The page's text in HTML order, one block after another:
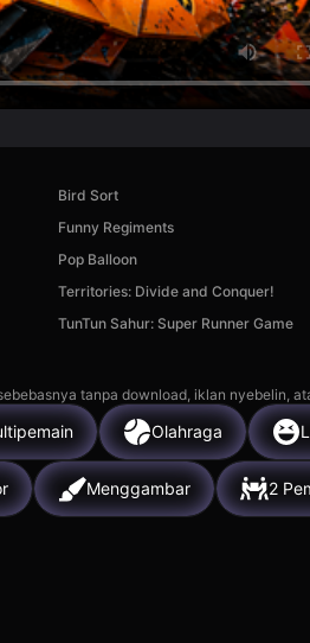
Bird Sort
Funny Regiments
Pop Balloon
Territories: Divide and Conquer!
TunTun Sahur: Super Runner Game
tanpa download, iklan nyebelin,
Olahraga
Menggambar 2